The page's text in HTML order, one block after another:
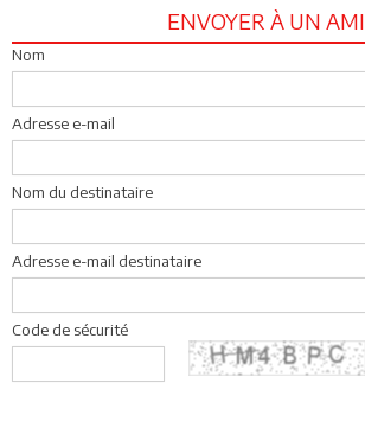
ENVOYER À UN AMI
Nom
Adresse e-mail
Nom du destinataire
Adresse e-mail destinataire
Code de sécurité